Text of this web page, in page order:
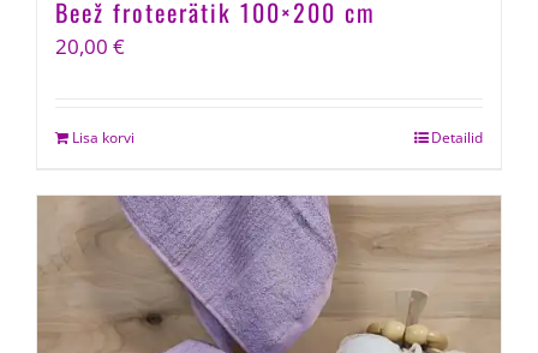
Beež froteerätik 100×200 cm
20,00 €
Lisa korvi Detailid